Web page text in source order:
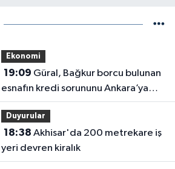
Ekonomi
19:09
esnafın kredi sorununu Ankara’ya
taşıdı
Duyurular
18:38
yeri devren kiralık